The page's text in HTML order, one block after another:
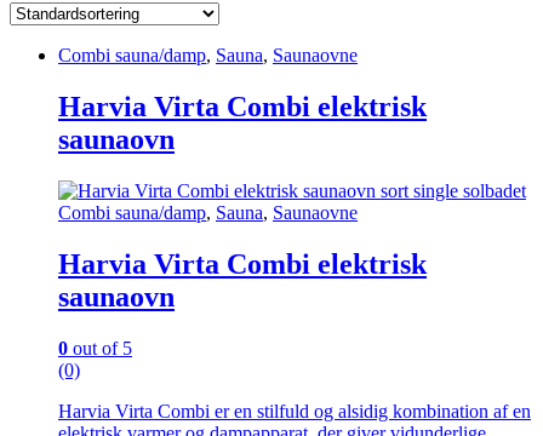
Combi sauna/damp, Sauna, Saunaovne
Harvia Virta Combi elektrisk
saunaovn
Combi sauna/damp, Sauna, Saunaovne
Harvia Virta Combi elektrisk
saunaovn
0 out of 5
(0)
Harvia Virta Combi er en stilfuld og alsidig kombination af en